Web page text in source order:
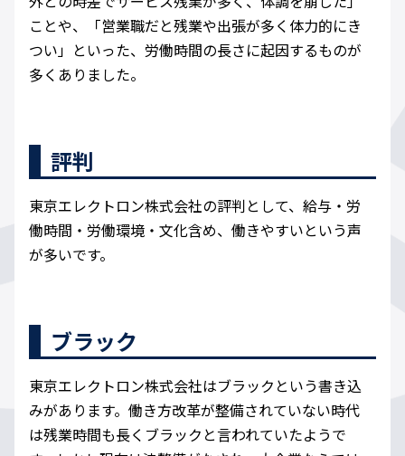
ことや、「営業職だと残業や出張が多く体力的にき
つい」といった、労働時間の長さに起因するものが
多くありました。
評判
東京エレクトロン株式会社の評判として、給与・労
働時間・労働環境・文化含め、働きやすいという声
が多いです。
ブラック
東京エレクトロン株式会社はブラックという書き込
みがあります。働き方改革が整備されていない時代
は残業時間も長くブラックと言われていたようで